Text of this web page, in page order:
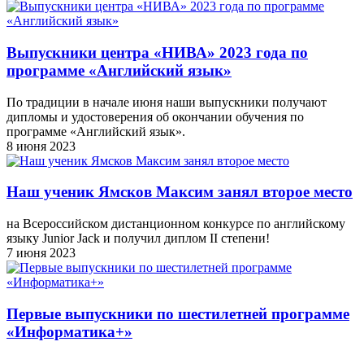
Выпускники центра «НИВА» 2023 года по
программе «Английский язык»
По традиции в начале июня наши выпускники получают
дипломы и удостоверения об окончании обучения по
программе «Английский язык».
8 июня 2023
Наш ученик Ямсков Максим занял второе место
на Всероссийском дистанционном конкурсе по английскому
языку Junior Jack и получил диплом II степени!
7 июня 2023
Первые выпускники по шестилетней программе
«Информатика+»